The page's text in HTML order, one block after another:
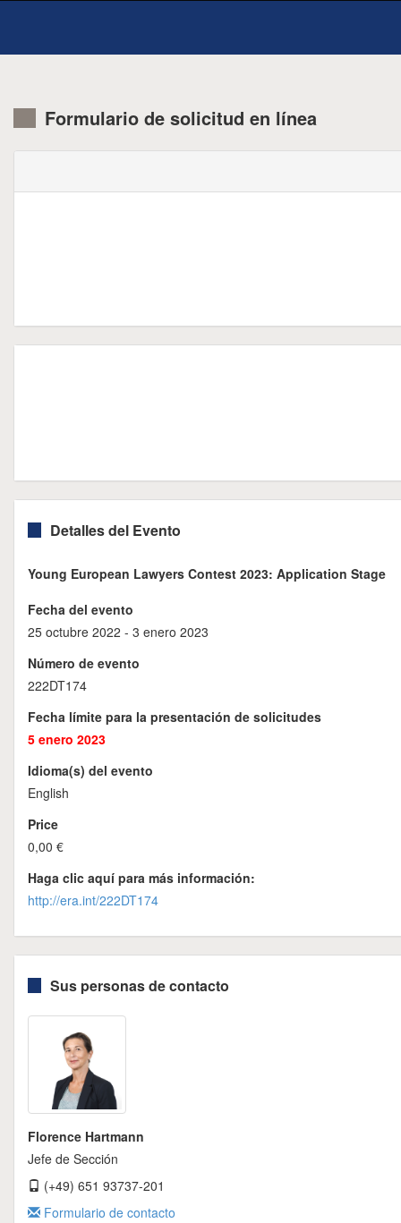
Formulario de solicitud en línea
Detalles del Evento
Young European Lawyers Contest 2023: Application Stage
Fecha del evento
25 octubre 2022 - 3 enero 2023
Número de evento
222DT174
Fecha límite para la presentación de solicitudes
5 enero 2023
Idioma(s) del evento
English
Price
0,00 €
Haga clic aquí para más información:
http://era.int/222DT174
Sus personas de contacto
Florence Hartmann
Jefe de Sección
(+49) 651 93737-201
Formulario de contacto